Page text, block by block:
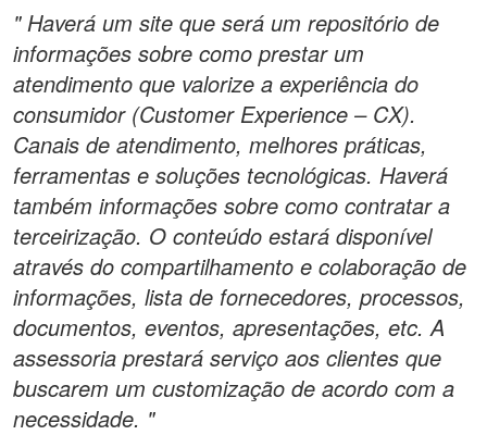
" Haverá um site que será um repositório de
informações sobre como prestar um
atendimento que valorize a experiência do
consumidor (Customer Experience – CX).
Canais de atendimento, melhores práticas,
ferramentas e soluções tecnológicas. Haverá
também informações sobre como contratar a
terceirização. O conteúdo estará disponível
através do compartilhamento e colaboração de
informações, lista de fornecedores, processos,
documentos, eventos, apresentações, etc. A
assessoria prestará serviço aos clientes que
buscarem um customização de acordo com a
necessidade. "